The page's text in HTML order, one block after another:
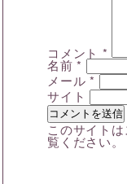
コメント *
名前*
メール*
サイト
このサイト
覧ください。